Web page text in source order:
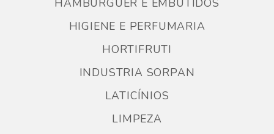
HAMBÚRGUER E EMBUTIDOS
HIGIENE E PERFUMARIA
HORTIFRUTI
INDUSTRIA SORPAN
LATICÍNIOS
LIMPEZA